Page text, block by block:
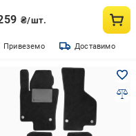
₴/шт.
Привеземо Доставимо